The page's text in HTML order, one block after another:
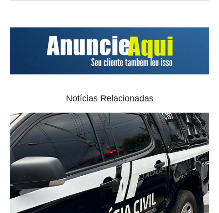
Notícias Relacionadas